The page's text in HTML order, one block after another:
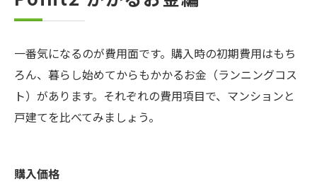
一番気になるのが費用面です。購入時の初期費用はもち
ろん、暮らし始めてからもかかるお金（ランニングコス
ト）があります。それぞれの費用項目で、マンションと
戸建てを比べてみましょう。
購入価格